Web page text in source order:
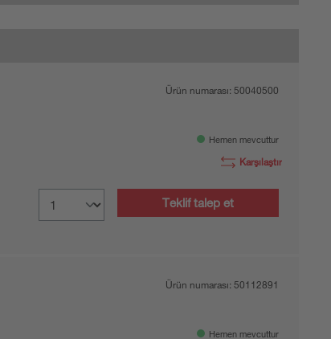
Ürün numarası: 50040500
Hemen mevcuttur
Karşılaştır
Teklif talep et
Ürün numarası: 50112891
Hemen mevcuttur